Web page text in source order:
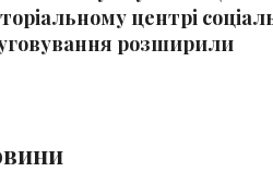
центрі
розширили